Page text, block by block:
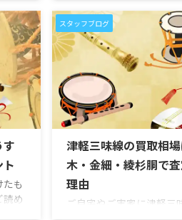
に詳
・花
材な
いで
使わ
りま
し
て
す。
の
ど
口が欠けていたり、中継
あったりすると、「この
いのではないか」と不安
くありません。 尺八は
が多い和楽器のため、長
環境によって、割れ・ヒ
ぎの緩みなどが起こるこ
特に、押し入れや倉庫に
いた尺八は、乾燥や湿気
いる場合があります。 た
ビがあるからといって、
いわけではありません。
管 ...
も
め
スタッフブログ
津軽三味線の買取相
木・金細・綾杉胴で
理由
ご自宅やご実家に津軽三